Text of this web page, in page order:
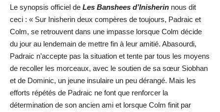
Le synopsis officiel de Les Banshees d’Inisherin nous dit
ceci : « Sur Inisherin deux compères de toujours, Padraic et
Colm, se retrouvent dans une impasse lorsque Colm décide
du jour au lendemain de mettre fin à leur amitié. Abasourdi,
Padraic n’accepte pas la situation et tente par tous les moyens
de recoller les morceaux, avec le soutien de sa sœur Siobhan
et de Dominic, un jeune insulaire un peu dérangé. Mais les
efforts répétés de Padraic ne font que renforcer la
détermination de son ancien ami et lorsque Colm finit par